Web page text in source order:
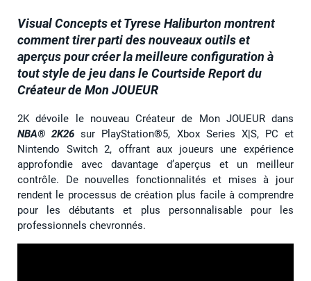
Visual Concepts et Tyrese Haliburton montrent
comment tirer parti des nouveaux outils et
aperçus pour créer la meilleure configuration à
tout style de jeu dans le Courtside Report du
Créateur de Mon JOUEUR
2K dévoile le nouveau Créateur de Mon JOUEUR dans
NBA® 2K26sur PlayStation®5, Xbox Series X|S, PC et
Nintendo Switch 2, offrant aux joueurs une expérience
approfondie avec davantage d’aperçus et un meilleur
contrôle. De nouvelles fonctionnalités et mises à jour
rendent le processus de création plus facile à comprendre
pour les débutants et plus personnalisable pour les
professionnels chevronnés.